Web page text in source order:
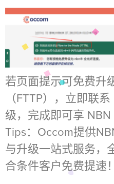
若页面提示可免费升
（FTTP），立即联
级，完成即可享 NBN
Tips：Occom提供
与升级一站式服务，
合条件客户免费提速！